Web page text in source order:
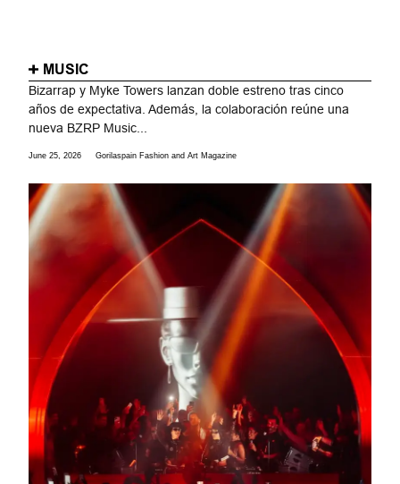
MUSIC
Bizarrap y Myke Towers lanzan doble estreno tras cinco
años de expectativa. Además, la colaboración reúne una
nueva BZRP Music...
June 25, 2026 Gorilaspain Fashion and Art Magazine